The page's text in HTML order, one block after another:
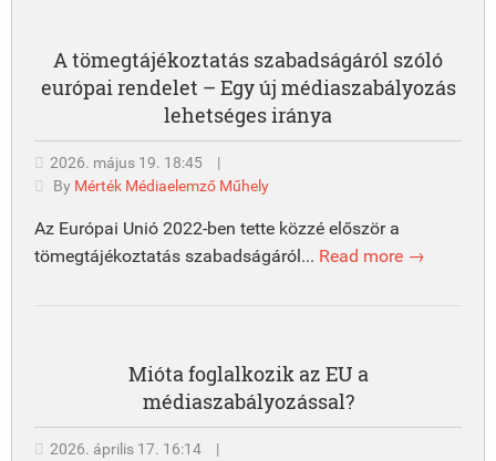
A tömegtájékoztatás szabadságáról szóló
európai rendelet – Egy új médiaszabályozás
lehetséges iránya
2026. május 19. 18:45
|
By Mérték Médiaelemző Műhely
Az Európai Unió 2022-ben tette közzé először a
tömegtájékoztatás szabadságáról... Read more →
Mióta foglalkozik az EU a
médiaszabályozással?
2026. április 17. 16:14
|